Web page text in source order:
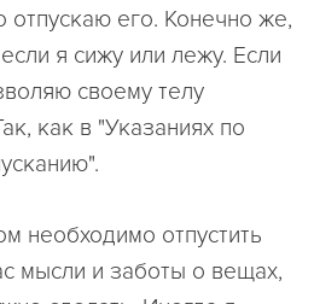
отпускаю его. Конечно же,
я сижу или лежу. Если
своему телу
как в "Указаниях по
необходимо отпустить
мысли и заботы о вещах,